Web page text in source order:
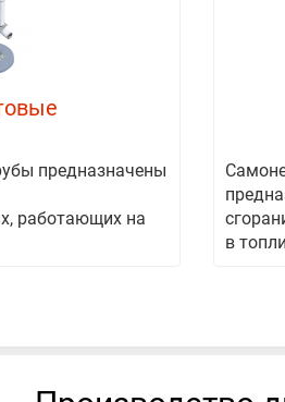
предназначены
работающих на
в